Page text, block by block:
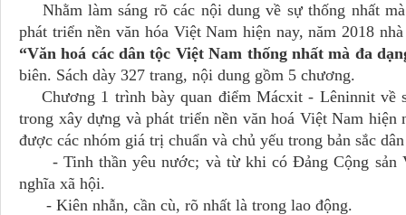
Nhằm làm sáng rõ các nội dung về sự thống nhất
phát triển nền văn hóa Việt Nam hiện nay, năm 2018
“Văn hoá các dân tộc Việt Nam thống nhất mà đa
biên. Sách dày 327 trang, nội dung gồm 5 chương.
Chương 1 trình bày quan điểm Mácxit - Lêninnit về
trong xây dựng và phát triển nền văn hoá Việt Nam hiện
được các nhóm giá trị chuẩn và chủ yếu trong bản sắc
- Tinh thần yêu nước; và từ khi có Đảng Cộng sản
nghĩa xã hội.
- Kiên nhẫn, cần cù, rõ nhất là trong lao động.